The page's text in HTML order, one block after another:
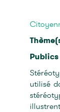
Publics
utilisé